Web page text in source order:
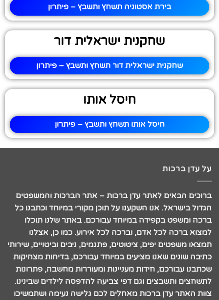
בירת אסטוניה תשחץ ותשבץ – פיתרון
שחקנית ישראלית דור
שחקנית ישראלית דור תשחץ ותשבץ – פיתרון
חיסל אותו
חיסל אותו תשחץ ותשבץ – פיתרון
על עדן ברכות
ברוכים הבאים לאתר עדן ברכות – אתר הברכות והמשפטים
הגדול בישראל. אנו השקענו על תוכן מקורי במיוחד וכתבנו כל
ברכה ומשפט בקפידה במיוחד עבורכם. באתר שלנו תוכלו
למצוא ברכה לכל אדם, וברכה לכל אירוע. כמו כן, אצלנו
תמצאו משפטים יפים, ציטוטים, פתגמים, ניבים וביטויים, שירותי
כתיבה שונים שאנו מציעים במיוחד עבורכם, בדיחות מצחיקות
שכתבנו עבורכם, חידות מעניינות ומעוררות מחשבה, פתרונות
לתשחצים ותשבצים וגם דפי צביעה להדפסה לילדים שבינינו.
צוות האתר עדן ברכות מאחלים לכם גלישה נעימה ושתמשיכו